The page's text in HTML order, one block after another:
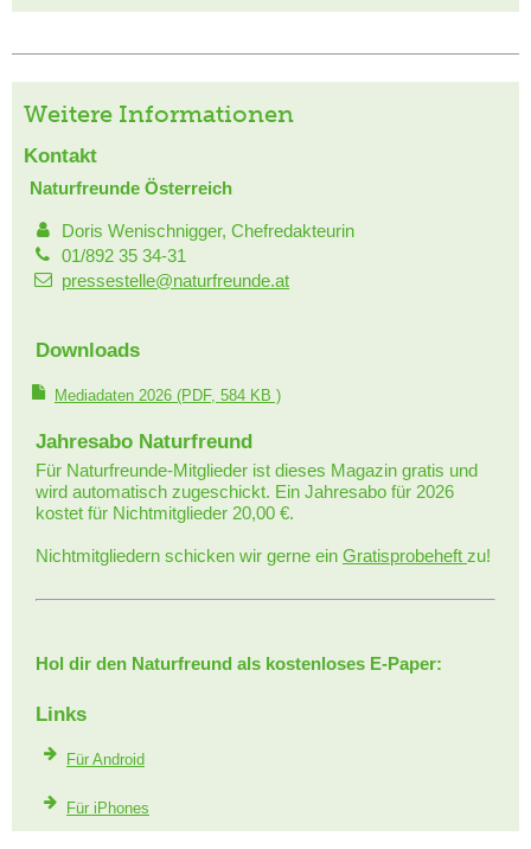
Weitere Informationen
Kontakt
Naturfreunde Österreich
Doris Wenischnigger, Chefredakteurin
01/892 35 34-31
pressestelle@naturfreunde.at
Downloads
Mediadaten 2026 (PDF, 584 KB )
Jahresabo Naturfreund
Für Naturfreunde-Mitglieder ist dieses Magazin gratis und
wird automatisch zugeschickt. Ein Jahresabo für 2026
kostet für Nichtmitglieder 20,00 €.
Nichtmitgliedern schicken wir gerne ein Gratisprobeheft zu!
Hol dir den Naturfreund als kostenloses E-Paper:
Links
Für Android
Für iPhones